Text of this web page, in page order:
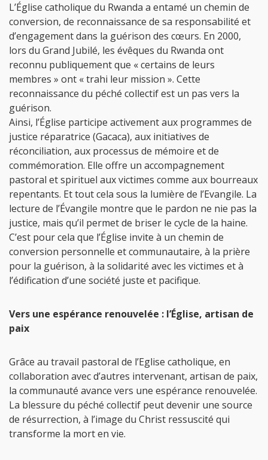
L’Église catholique du Rwanda a entamé un chemin de
conversion, de reconnaissance de sa responsabilité et
d’engagement dans la guérison des cœurs. En 2000,
lors du Grand Jubilé, les évêques du Rwanda ont
reconnu publiquement que « certains de leurs
membres » ont « trahi leur mission ». Cette
reconnaissance du péché collectif est un pas vers la
guérison.
Ainsi, l’Église participe activement aux programmes de
justice réparatrice (Gacaca), aux initiatives de
réconciliation, aux processus de mémoire et de
commémoration. Elle offre un accompagnement
pastoral et spirituel aux victimes comme aux bourreaux
repentants. Et tout cela sous la lumière de l’Evangile. La
lecture de l’Évangile montre que le pardon ne nie pas la
justice, mais qu’il permet de briser le cycle de la haine.
C’est pour cela que l’Église invite à un chemin de
conversion personnelle et communautaire, à la prière
pour la guérison, à la solidarité avec les victimes et à
l’édification d’une société juste et pacifique.
Vers une espérance renouvelée : l’Église, artisan de
paix
Grâce au travail pastoral de l’Eglise catholique, en
collaboration avec d’autres intervenant, artisan de paix,
la communauté avance vers une espérance renouvelée.
La blessure du péché collectif peut devenir une source
de résurrection, à l’image du Christ ressuscité qui
transforme la mort en vie.